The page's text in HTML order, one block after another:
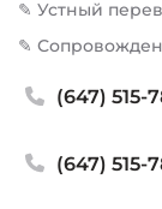
✎ Устный
✎
(647) 515-
(647) 515-